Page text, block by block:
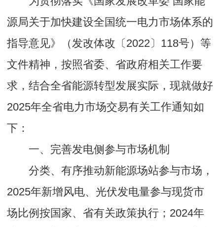
源局关于加快建设全国统一电力市场体系的
指导意见》（发改体改〔2022〕118号）等
文件精神，按照省委、省政府相关工作要
求，结合全省能源转型发展实际，现就做好
2025年全省电力市场交易有关工作通知如
下：
一、完善发电侧参与市场机制
分类、有序推动新能源场站参与市场，
2025年新增风电、光伏发电量参与现货市
场比例按国家、省有关政策执行；2024年